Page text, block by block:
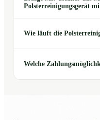
Polsterreinigungsgerät
Wie läuft die
Welche